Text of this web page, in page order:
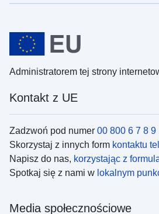
Administratorem tej strony
Kontakt z UE
Zadzwoń pod numer 00 800 6 7 8 9
Skorzystaj z innych form kontaktu
Napisz do nas, korzystając z
Spotkaj się z nami w lokalnym
Media społecznościowe